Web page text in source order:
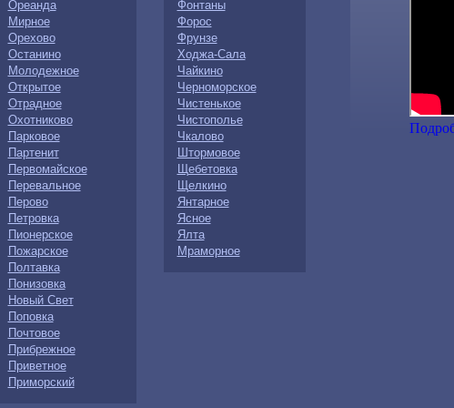
Ореанда
Мирное
Орехово
Останино
Молодежное
Открытое
Отрадное
Охотниково
Парковое
Партенит
Первомайское
Перевальное
Перово
Петровка
Пионерское
Пожарское
Полтавка
Понизовка
Новый Свет
Поповка
Почтовое
Прибрежное
Приветное
Приморский
Фонтаны
Форос
Фрунзе
Ходжа-Сала
Чайкино
Черноморское
Чистенькое
Чистополье
Чкалово
Штормовое
Щебетовка
Щелкино
Янтарное
Ясное
Ялта
Мраморное